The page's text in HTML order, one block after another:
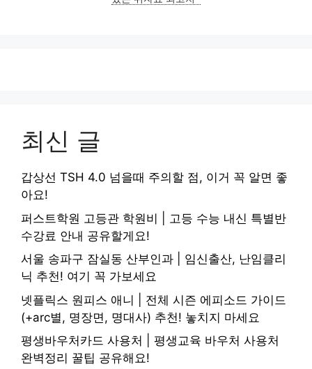
최신 글
갑상선 TSH 4.0 넘을때 주의할 점, 이거 꼭 알면 좋
아요!
퍼스트학원 고등관 학원비 | 고등 수능 내신 특별반
수강료 안내 공유할게요!
서울 송파구 잠실동 산부인과 | 임신출산, 난임클리
닉 추천! 여기 꼭 가보세요
넷플릭스 원피스 애니 | 전체 시즌 에피소드 가이드
(+arc별, 명장면, 명대사) 추천! 놓치지 마세요
평생바우처카드 사용처 | 평생교육 바우처 사용처
완벽정리 꿀팁 공유해요!